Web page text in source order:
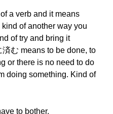
a verb and it means
of another way you
of try and bring it
む means to be done, to
or there is no need to do
doing something. Kind of
to bother.